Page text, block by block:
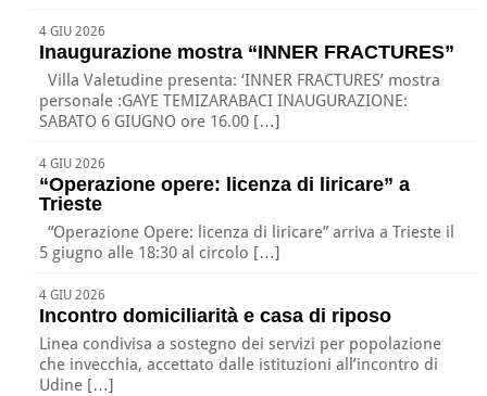
4 GIU 2026
Inaugurazione mostra “INNER FRACTURES”
Villa Valetudine presenta: ‘INNER FRACTURES’ mostra
personale :GAYE TEMIZARABACI INAUGURAZIONE:
SABATO 6 GIUGNO ore 16.00 […]
4 GIU 2026
“Operazione opere: licenza di liricare” a
Trieste
“Operazione Opere: licenza di liricare” arriva a Trieste il
5 giugno alle 18:30 al circolo […]
4 GIU 2026
Incontro domiciliarità e casa di riposo
Linea condivisa a sostegno dei servizi per popolazione
che invecchia, accettato dalle istituzioni all’incontro di
Udine […]